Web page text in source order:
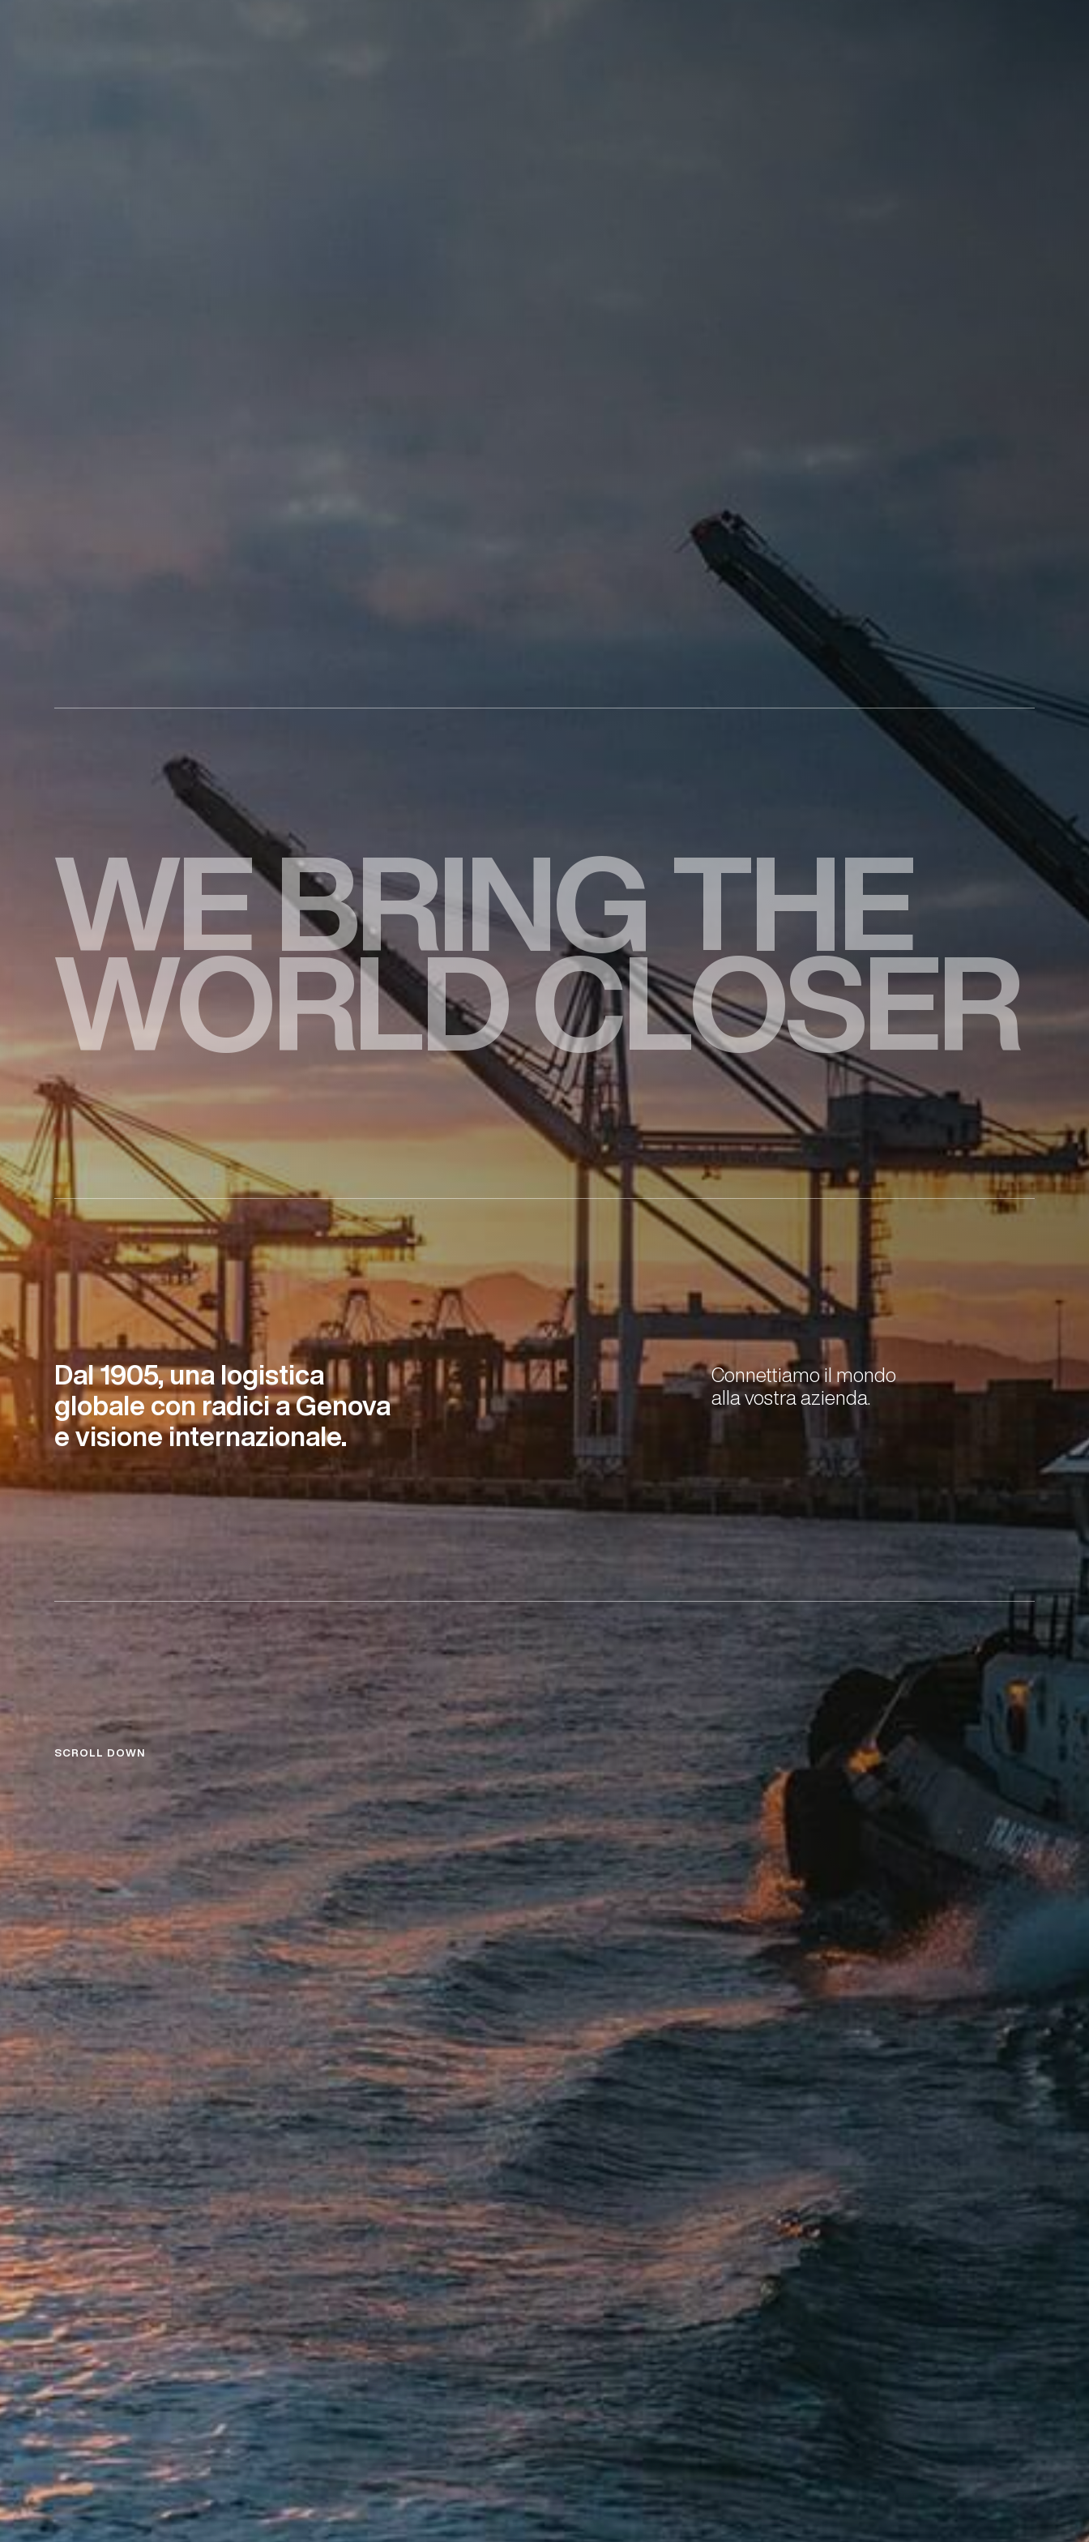
WEBRING THE
WORLDCLOSER
Dal 1905, una logistica
globale con radici a Genova
e visione internazionale.
Connettiamo il mondo
alla vostra azienda.
SCROLL DOWN